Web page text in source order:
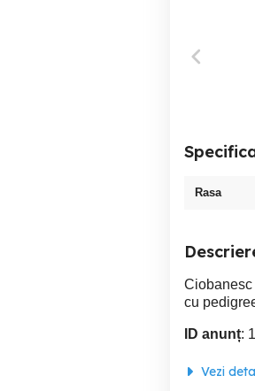
Rasa
Ciobanesc
cu
ID anunț:
Vezi